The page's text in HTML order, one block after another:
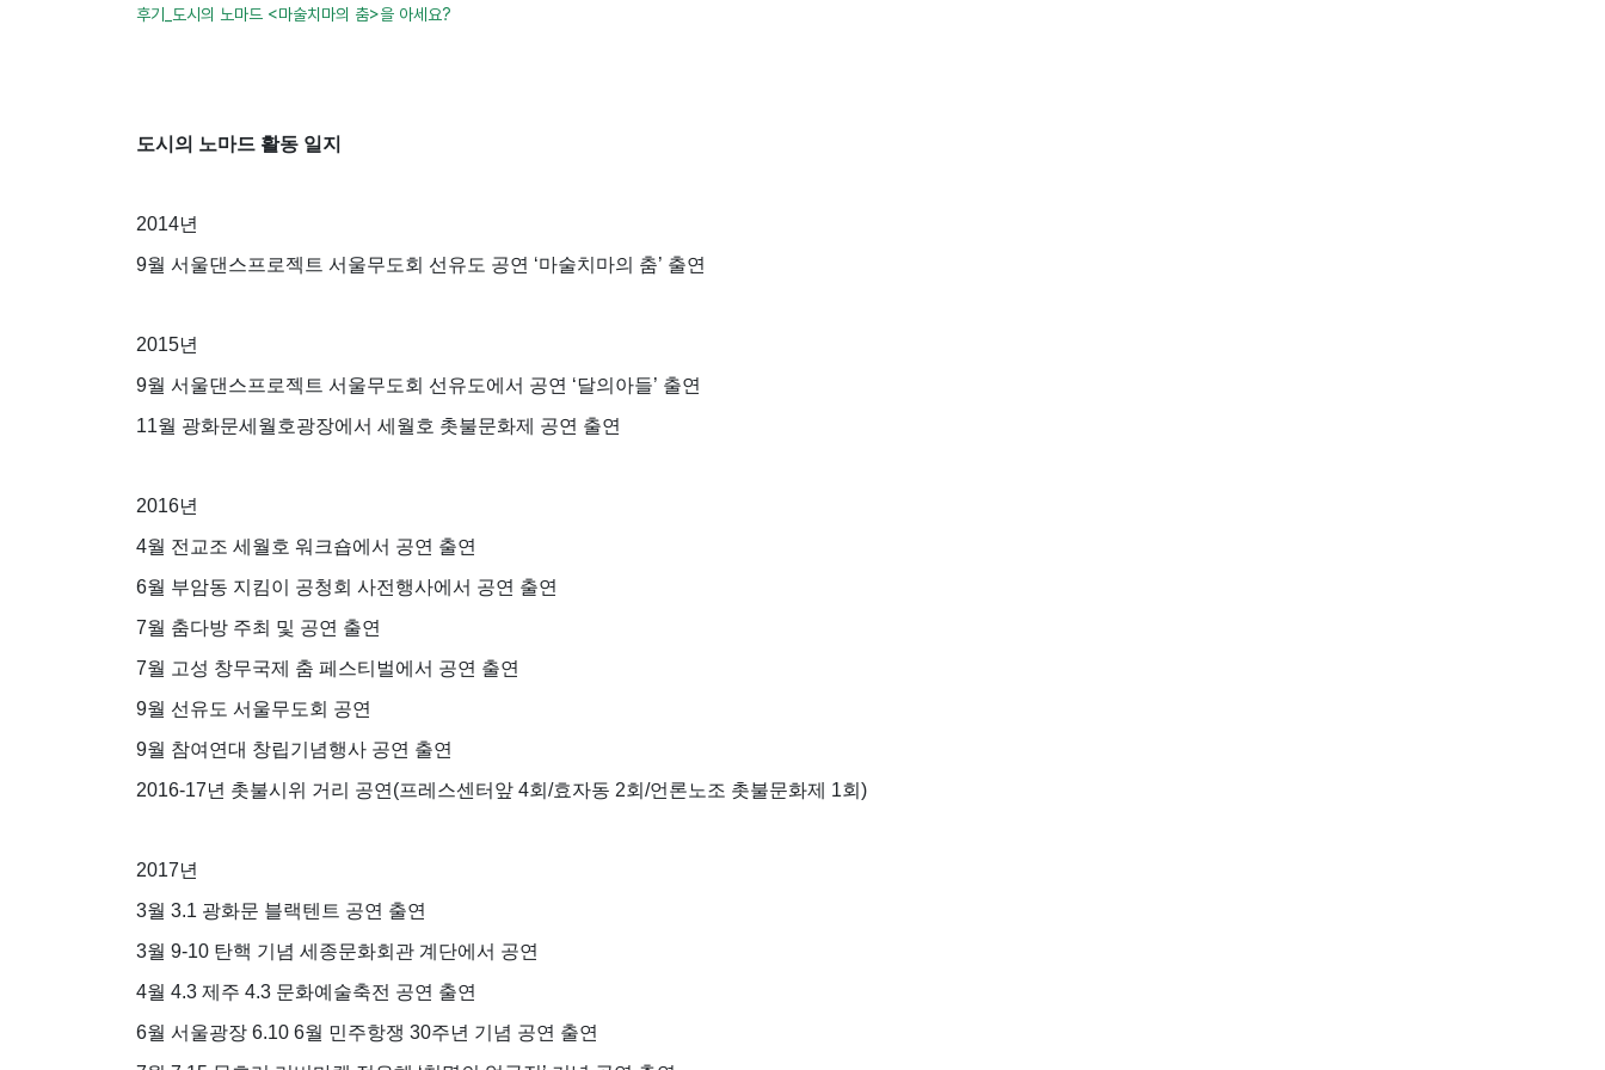
후기_도시의 노마드 <마술치마의 춤>을 아세요?
도시의 노마드 활동 일지
2014년
9월 서울댄스프로젝트 서울무도회 선유도 공연 ‘마술치마의 춤’ 출연
2015년
9월 서울댄스프로젝트 서울무도회 선유도에서 공연 ‘달의아들’ 출연
11월 광화문세월호광장에서 세월호 촛불문화제 공연 출연
2016년
4월 전교조 세월호 워크숍에서 공연 출연
6월 부암동 지킴이 공청회 사전행사에서 공연 출연
7월 춤다방 주최 및 공연 출연
7월 고성 창무국제 춤 페스티벌에서 공연 출연
9월 선유도 서울무도회 공연
9월 참여연대 창립기념행사 공연 출연
2016-17년 촛불시위 거리 공연(프레스센터앞 4회/효자동 2회/언론노조 촛불문화제 1회)
2017년
3월 3.1 광화문 블랙텐트 공연 출연
3월 9-10 탄핵 기념 세종문화회관 계단에서 공연
4월 4.3 제주 4.3 문화예술축전 공연 출연
6월 서울광장 6.10 6월 민주항쟁 30주년 기념 공연 출연